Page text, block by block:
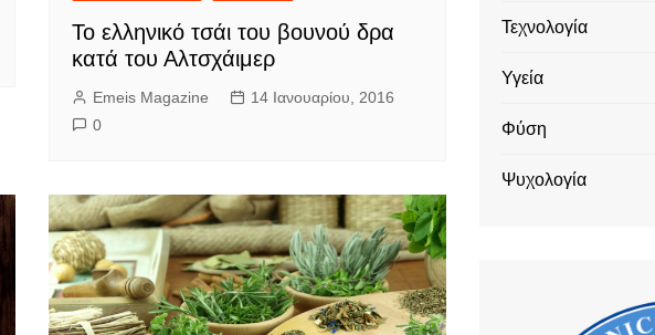
Το ελληνικό τσάι του βουνού δρα
κατά του Αλτσχάιμερ
Emeis Magazine
14 Ιανουαρίου, 2016
0
Τεχνολογία
Υγεία
Φύση
Ψυχολογία